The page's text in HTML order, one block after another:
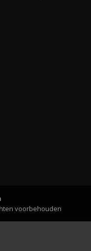
voorbehouden